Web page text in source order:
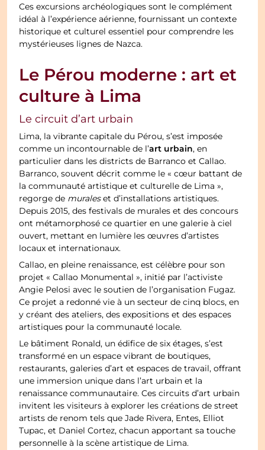
Ces excursions archéologiques sont le complément
idéal à l’expérience aérienne, fournissant un contexte
historique et culturel essentiel pour comprendre les
mystérieuses lignes de Nazca.
Le Pérou moderne : art et
culture à Lima
Le circuit d’art urbain
Lima, la vibrante capitale du Pérou, s’est imposée
comme un incontournable de l’art urbain, en
particulier dans les districts de Barranco et Callao.
Barranco, souvent décrit comme le « cœur battant de
la communauté artistique et culturelle de Lima »,
regorge de muraleset d’installations artistiques.
Depuis 2015, des festivals de murales et des concours
ont métamorphosé ce quartier en une galerie à ciel
ouvert, mettant en lumière les œuvres d’artistes
locaux et internationaux.
Callao, en pleine renaissance, est célèbre pour son
projet « Callao Monumental », initié par l’activiste
Angie Pelosi avec le soutien de l’organisation Fugaz.
Ce projet a redonné vie à un secteur de cinq blocs, en
y créant des ateliers, des expositions et des espaces
artistiques pour la communauté locale.
Le bâtiment Ronald, un édifice de six étages, s’est
transformé en un espace vibrant de boutiques,
restaurants, galeries d’art et espaces de travail, offrant
une immersion unique dans l’art urbain et la
renaissance communautaire. Ces circuits d’art urbain
invitent les visiteurs à explorer les créations de street
artists de renom tels que Jade Rivera, Entes, Elliot
Tupac, et Daniel Cortez, chacun apportant sa touche
personnelle à la scène artistique de Lima.